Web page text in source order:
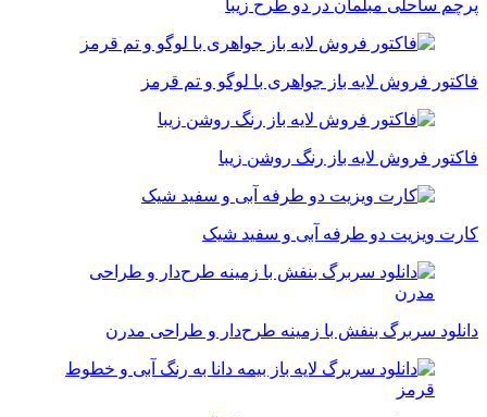
پرچم ساحلی مبلمان در دو طرح زیبا
فاکتور فروش لایه باز جواهری با لوگو و تم قرمز
فاکتور فروش لایه باز رنگ روشن زیبا
کارت ویزیت دو طرفه آبی و سفید شیک
دانلود سربرگ بنفش با زمینه طرح‌دار و طراحی مدرن